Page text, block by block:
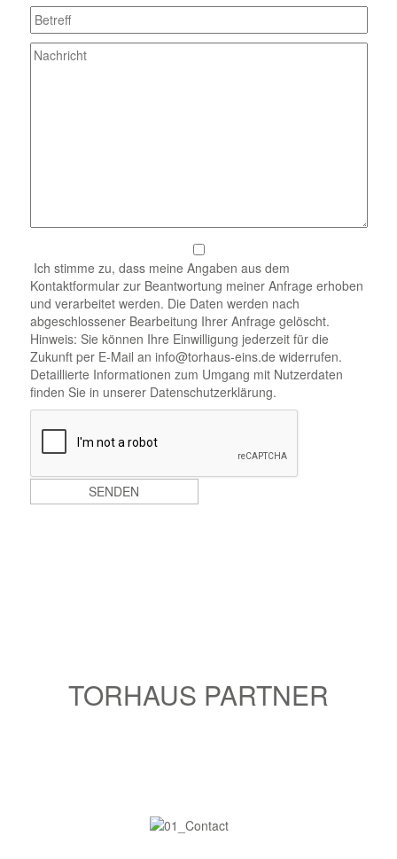
Ich stimme zu, dass meine Angaben aus dem
Kontaktformular zur Beantwortung meiner Anfrage erhoben
und verarbeitet werden. Die Daten werden nach
abgeschlossener Bearbeitung Ihrer Anfrage gelöscht.
Hinweis: Sie können Ihre Einwilligung jederzeit für die
Zukunft per E-Mail an info@torhaus-eins.de widerrufen.
Detaillierte Informationen zum Umgang mit Nutzerdaten
finden Sie in unserer Datenschutzerklärung.
TORHAUS PARTNER